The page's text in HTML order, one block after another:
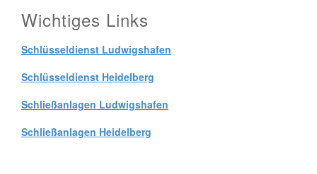
Wichtiges Links
Schlüsseldienst Ludwigshafen
Schlüsseldienst Heidelberg
Schließanlagen Ludwigshafen
Schließanlagen Heidelberg